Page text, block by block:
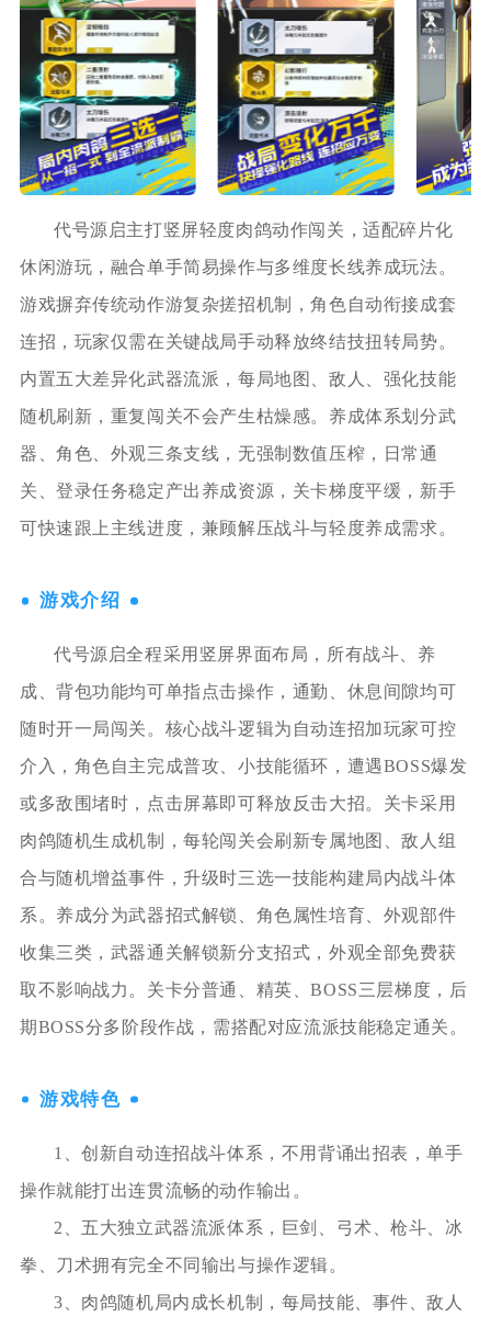
代号源启主打竖屏轻度肉鸽动作闯关，适配碎片化
休闲游玩，融合单手简易操作与多维度长线养成玩法。
游戏摒弃传统动作游复杂搓招机制，角色自动衔接成套
连招，玩家仅需在关键战局手动释放终结技扭转局势。
内置五大差异化武器流派，每局地图、敌人、强化技能
随机刷新，重复闯关不会产生枯燥感。养成体系划分武
器、角色、外观三条支线，无强制数值压榨，日常通
关、登录任务稳定产出养成资源，关卡梯度平缓，新手
可快速跟上主线进度，兼顾解压战斗与轻度养成需求。
游戏介绍
代号源启全程采用竖屏界面布局，所有战斗、养
成、背包功能均可单指点击操作，通勤、休息间隙均可
随时开一局闯关。核心战斗逻辑为自动连招加玩家可控
介入，角色自主完成普攻、小技能循环，遭遇BOSS爆发
或多敌围堵时，点击屏幕即可释放反击大招。关卡采用
肉鸽随机生成机制，每轮闯关会刷新专属地图、敌人组
合与随机增益事件，升级时三选一技能构建局内战斗体
系。养成分为武器招式解锁、角色属性培育、外观部件
收集三类，武器通关解锁新分支招式，外观全部免费获
取不影响战力。关卡分普通、精英、BOSS三层梯度，后
期BOSS分多阶段作战，需搭配对应流派技能稳定通关。
游戏特色
1、创新自动连招战斗体系，不用背诵出招表，单手
操作就能打出连贯流畅的动作输出。
2、五大独立武器流派体系，巨剑、弓术、枪斗、冰
拳、刀术拥有完全不同输出与操作逻辑。
3、肉鸽随机局内成长机制，每局技能、事件、敌人